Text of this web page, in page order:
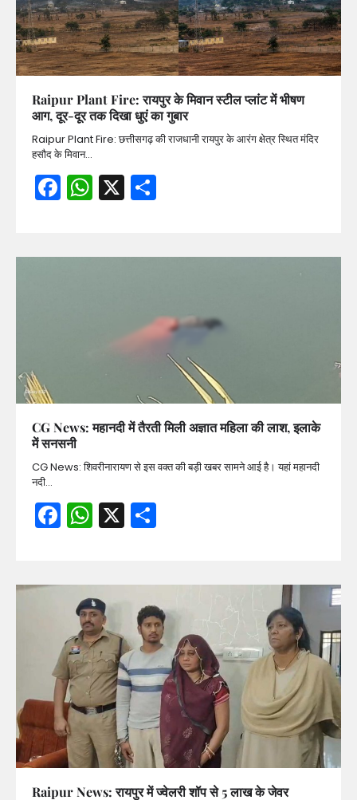
Raipur Plant Fire: रायपुर के मिवान स्टील प्लांट में भीषण
आग, दूर-दूर तक दिखा धुएं का गुबार
Raipur Plant Fire: छत्तीसगढ़ की राजधानी रायपुर के आरंग क्षेत्र स्थित मंदिर
हसौद के मिवान…
Facebook
WhatsApp
X
CG News: महानदी में तैरती मिली अज्ञात महिला की लाश, इलाके
में सनसनी
CG News: शिवरीनारायण से इस वक्त की बड़ी खबर सामने आई है। यहां महानदी
नदी…
Facebook
WhatsApp
X
Raipur News: रायपुर में ज्वेलरी शॉप से 5 लाख के जेवर